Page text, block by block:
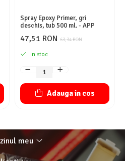
Spray Epoxy Primer, gri
deschis, tub 500 ml. - APP
63,34 RON
47,51 RON
In stoc
Adauga in cos
meu